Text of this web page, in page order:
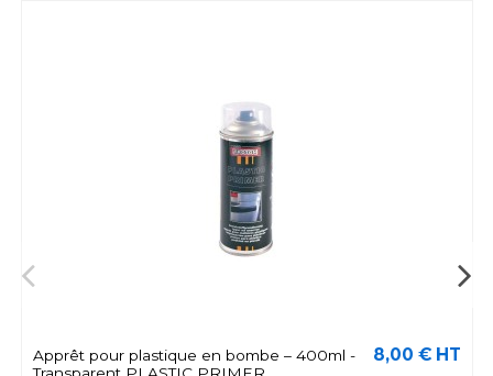
Apprêt pour plastique en bombe – 400ml -
8,00 € HT